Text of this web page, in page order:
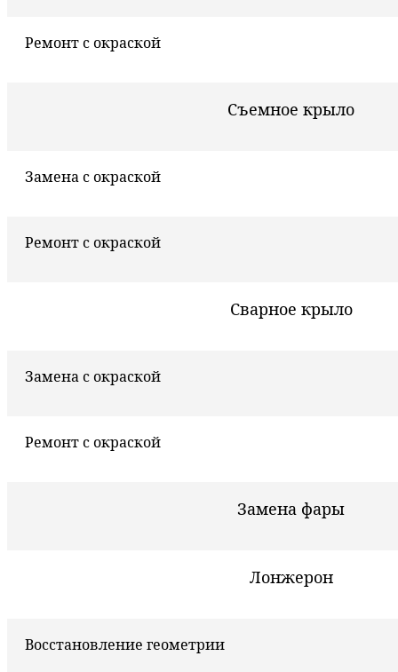
Ремонт с окраской
Съемное крыло
Замена с окраской
Ремонт с окраской
Сварное крыло
Замена с окраской
Ремонт с окраской
Замена фары
Лонжерон
Восстановление геометрии